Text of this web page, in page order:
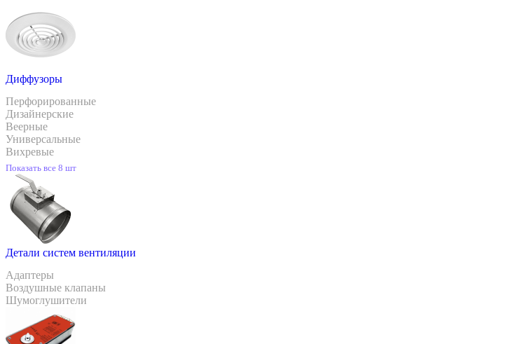
Диффузоры
Перфорированные
Дизайнерские
Веерные
Универсальные
Вихревые
Показать все 8 шт
Детали систем вентиляции
Адаптеры
Воздушные клапаны
Шумоглушители